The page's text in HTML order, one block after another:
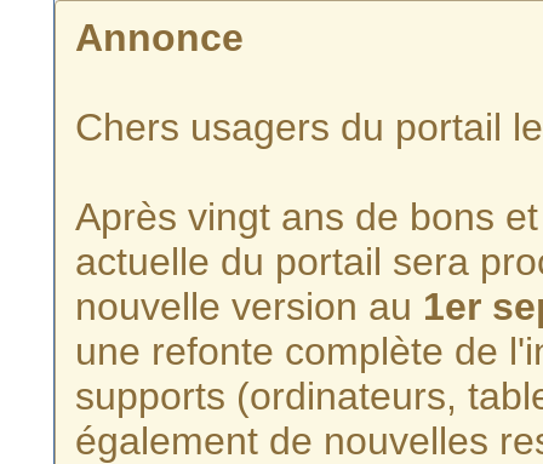
Annonce
Chers usagers du portail
Après vingt ans de bons
actuelle du portail sera
nouvelle version au 1er
une refonte complète de
supports (ordinateurs,
également de nouvelles